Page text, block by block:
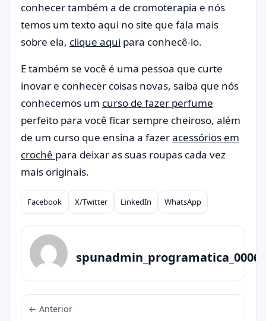
conhecer também a de cromoterapia e nós
temos um texto aqui no site que fala mais
sobre ela, clique aqui para conhecê-lo.
E também se você é uma pessoa que curte
inovar e conhecer coisas novas, saiba que nós
conhecemos um curso de fazer perfume
perfeito para você ficar sempre cheiroso, além
de um curso que ensina a fazeracessórios em
crochê para deixar as suas roupas cada vez
mais originais.
Compartilhar
Facebook X/Twitter LinkedIn WhatsApp
spunadmin_programatica_0006
← Anterior